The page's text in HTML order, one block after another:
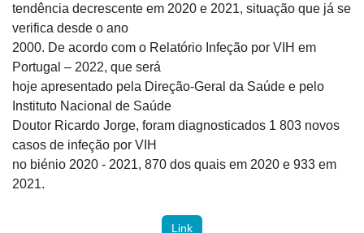
tendência decrescente em 2020 e 2021, situação que já se
verifica desde o ano
2000. De acordo com o Relatório Infeção por VIH em
Portugal – 2022, que será
hoje apresentado pela Direção-Geral da Saúde e pelo
Instituto Nacional de Saúde
Doutor Ricardo Jorge, foram diagnosticados 1 803 novos
casos de infeção por VIH
no biénio 2020 - 2021, 870 dos quais em 2020 e 933 em
2021.
Link